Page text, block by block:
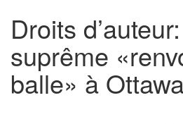
Droits
suprême
balle» à